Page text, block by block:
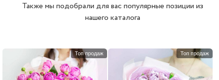
Также мы подобрали для вас популярные позиции из
нашего каталога
Топ продаж Топ продаж